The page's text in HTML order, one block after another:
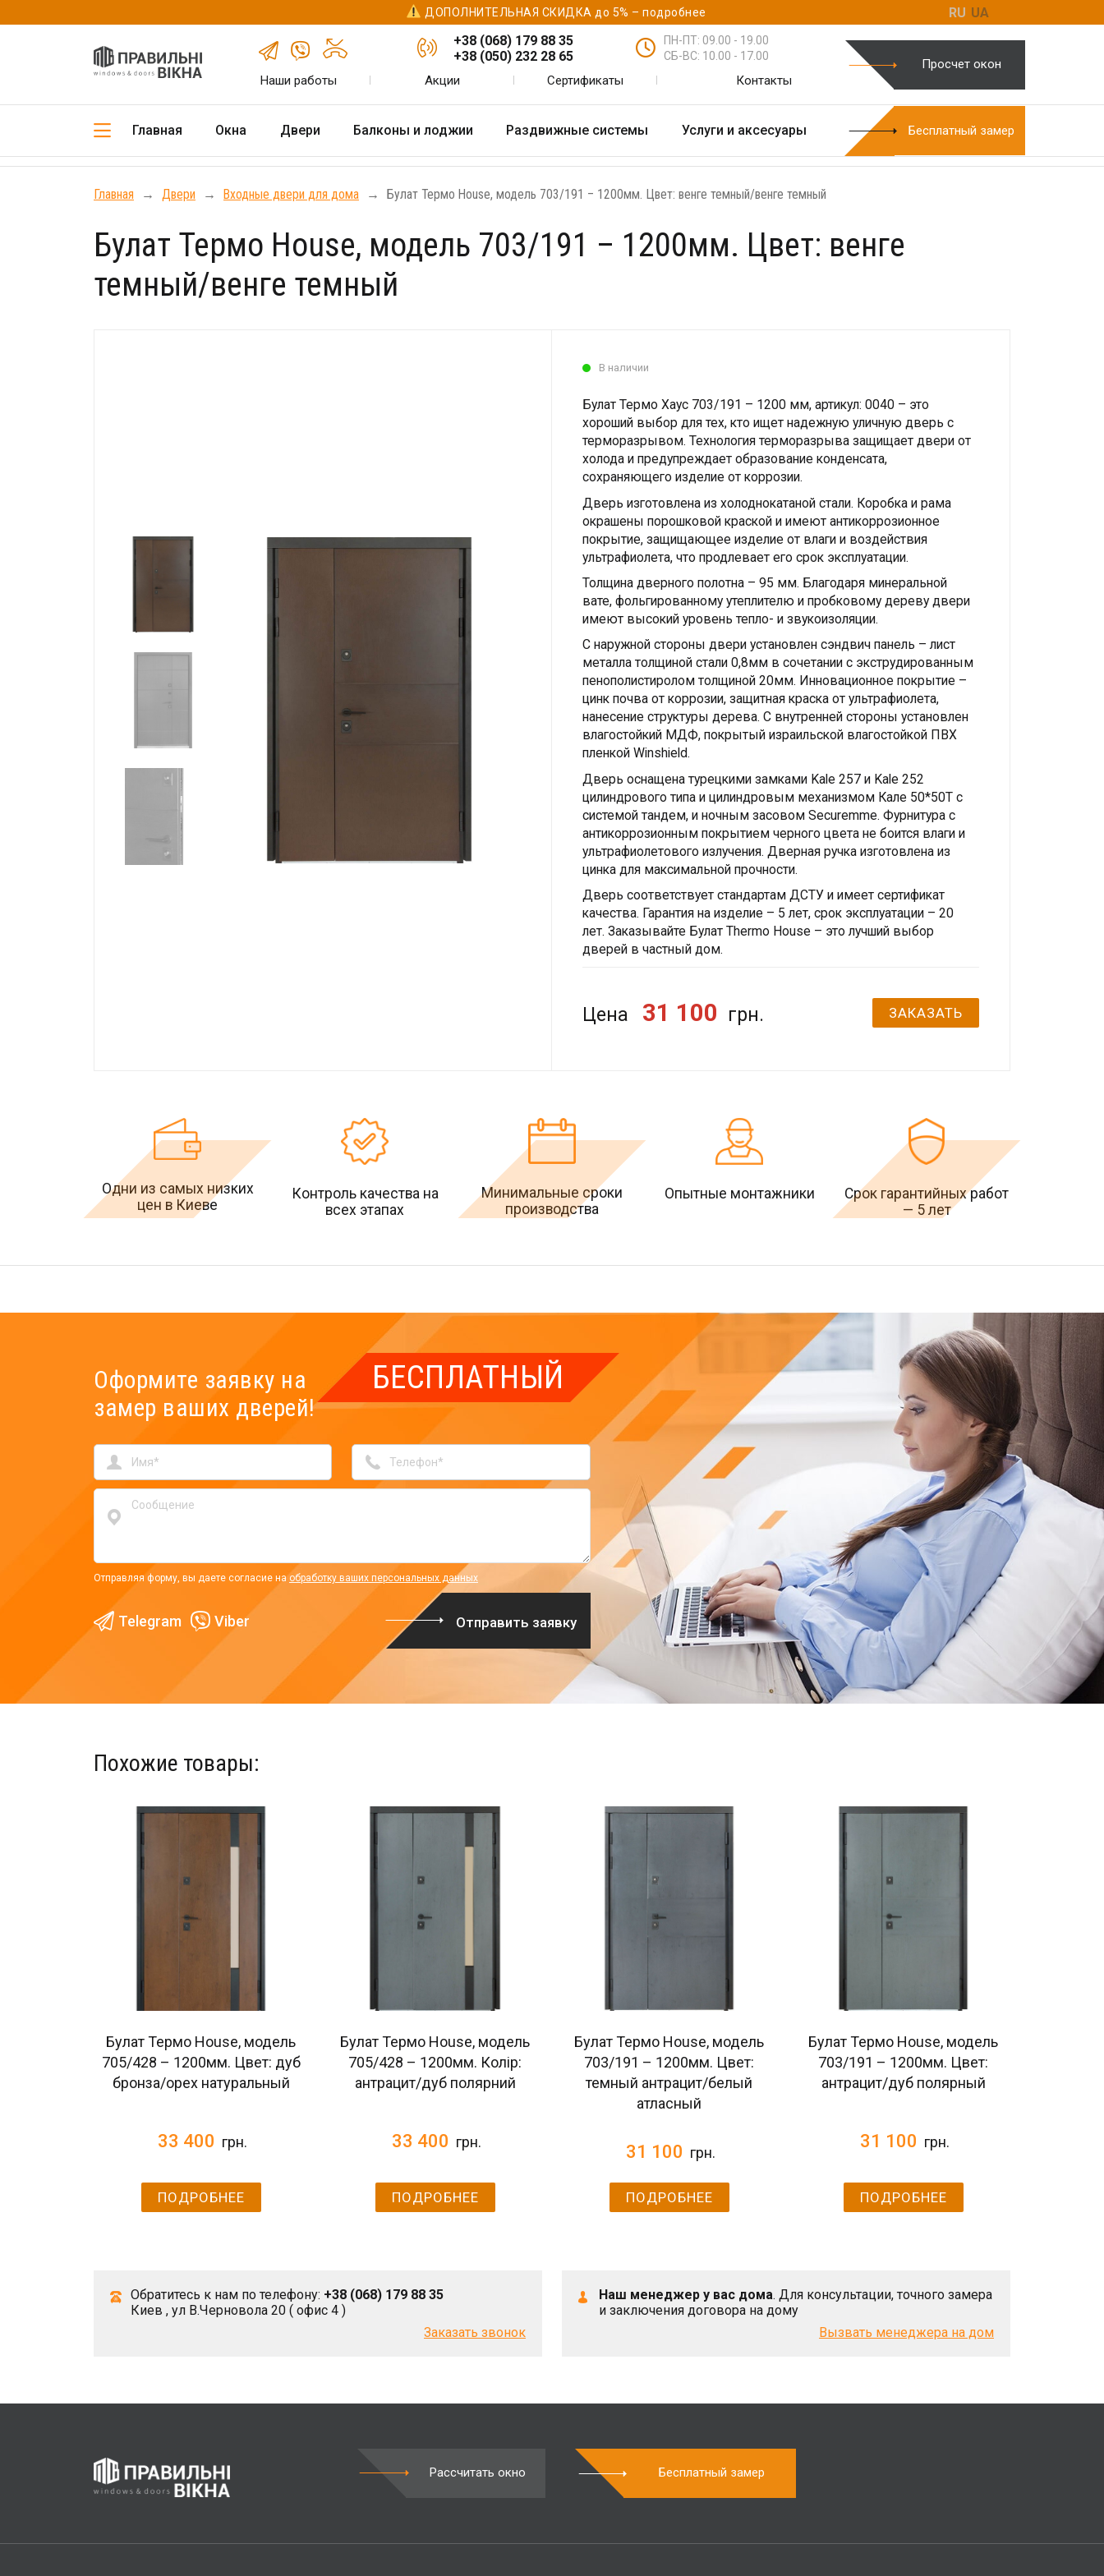
ДОПОЛНИТЕЛЬНАЯ СКИДКА до 5% – подробнее RU UA
+38 (068) 179 88 35
+38 (050) 232 28 65
Заказать обратный звонок Бесплатный замер Просчет окон
системы
работы
Сертификаты
+38 (068) 179 88 35
+38 (050) 232 28 65
ПН-ПТ: 09.00 - 19.00
СБ-ВС: 10.00 - 17.00
Наши работы Акции Сертификаты Контакты
Просчет окон
Главная Окна Двери Балконы и лоджии Раздвижные системы Услуги и аксесуары Бесплатный замер
Главная → Двери → Входные двери для дома → Булат Термо House, модель 703/191 – 1200мм. Цвет: венге темный/венге темный
Булат Термо House, модель 703/191 – 1200мм. Цвет: венге
темный/венге темный
В наличии
Булат Термо Хаус 703/191 – 1200 мм, артикул: 0040 – это
хороший выбор для тех, кто ищет надежную уличную дверь с
терморазрывом. Технология терморазрыва защищает двери от
холода и предупреждает образование конденсата,
сохраняющего изделие от коррозии.
Дверь изготовлена ​​из холоднокатаной стали. Коробка и рама
окрашены порошковой краской и имеют антикоррозионное
покрытие, защищающее изделие от влаги и воздействия
ультрафиолета, что продлевает его срок эксплуатации.
Толщина дверного полотна – 95 мм. Благодаря минеральной
вате, фольгированному утеплителю и пробковому дереву двери
имеют высокий уровень тепло- и звукоизоляции.
С наружной стороны двери установлен сэндвич панель – лист
металла толщиной стали 0,8мм в сочетании с экструдированным
пенополистиролом толщиной 20мм. Инновационное покрытие –
цинк почва от коррозии, защитная краска от ультрафиолета,
нанесение структуры дерева. С внутренней стороны установлен
влагостойкий МДФ, покрытый израильской влагостойкой ПВХ
пленкой Winshield.
Дверь оснащена турецкими замками Kale 257 и Kale 252
цилиндрового типа и цилиндровым механизмом Кале 50*50T с
системой тандем, и ночным засовом Securemme. Фурнитура с
антикоррозионным покрытием черного цвета не боится влаги и
ультрафиолетового излучения. Дверная ручка изготовлена ​​из
цинка для максимальной прочности.
Дверь соответствует стандартам ДСТУ и имеет сертификат
качества. Гарантия на изделие – 5 лет, срок эксплуатации – 20
лет. Заказывайте Булат Thermo House – это лучший выбор
дверей в частный дом.
Цена 31 100 грн. ЗАКАЗАТЬ
Одни из самых низких
цен в Киеве
Контроль качества на
всех этапах
Минимальные сроки
производства
Опытные монтажники
Срок гарантийных работ
— 5 лет
Оформите заявку на БЕСПЛАТНЫЙ
замер ваших дверей!
Отправляя форму, вы даете согласие наобработку ваших персональных данных
Telegram Viber Отправить заявку
Похожие товары:
Булат Термо House, модель
705/428 – 1200мм. Цвет: дуб
бронза/орех натуральный
33 400 грн.
ПОДРОБНЕЕ
Булат Термо House, модель
705/428 – 1200мм. Колір:
антрацит/дуб полярний
33 400 грн.
ПОДРОБНЕЕ
Булат Термо House, модель
703/191 – 1200мм. Цвет:
темный антрацит/белый
атласный
31 100 грн.
ПОДРОБНЕЕ
Булат Термо House, модель
703/191 – 1200мм. Цвет:
антрацит/дуб полярный
31 100 грн.
ПОДРОБНЕЕ
Обратитесь к нам по телефону: +38 (068) 179 88 35
Киев , ул В.Черновола 20 ( офис 4 )
Заказать звонок
Наш менеджер у вас дома. Для консультации, точного замера
и заключения договора на дому
Вызвать менеджера на дом
Рассчитать окно Бесплатный замер